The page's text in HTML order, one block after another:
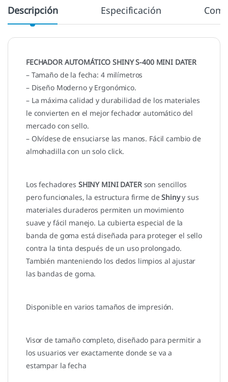
Descripción Especificación
FECHADOR AUTOMÁTICO SHINY S-400 MINI DATER
– Tamaño de la fecha: 4 milímetros
– Diseño Moderno y Ergonómico.
– La máxima calidad y durabilidad de los materiales
le convierten en el mejor fechador automático del
mercado con sello.
– Olvídese de ensuciarse las manos. Fácil cambio de
almohadilla con un solo click.
Los fechadores SHINY MINI DATERson sencillos
pero funcionales, la estructura firme deShinyy sus
materiales duraderos permiten un movimiento
suave y fácil manejo. La cubierta especial de la
banda de goma está diseñada para proteger el sello
contra la tinta después de un uso prolongado.
También manteniendo los dedos limpios al ajustar
las bandas de goma.
Disponible en varios tamaños de impresión.
Visor de tamaño completo, diseñado para permitir a
los usuarios ver exactamente donde se va a
estampar la fecha